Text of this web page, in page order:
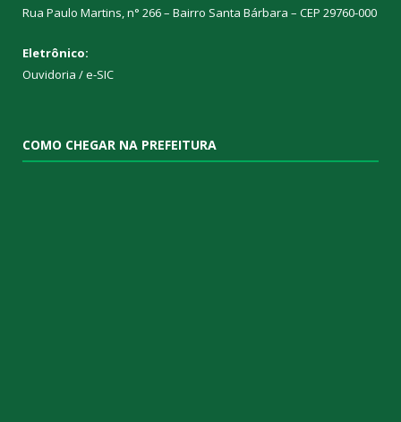
Rua Paulo Martins, n° 266 – Bairro Santa Bárbara – CEP 29760-000
Eletrônico:
Ouvidoria /e-SIC
COMO CHEGAR NA PREFEITURA